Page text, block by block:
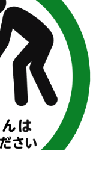
Contacts
Links